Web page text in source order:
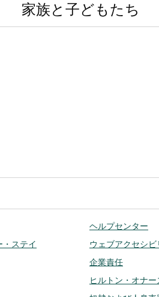
家族と子どもたち
ステイ
ヘルプセンター
ウェブアクセシビ
企業責任
ヒルトン・オナ